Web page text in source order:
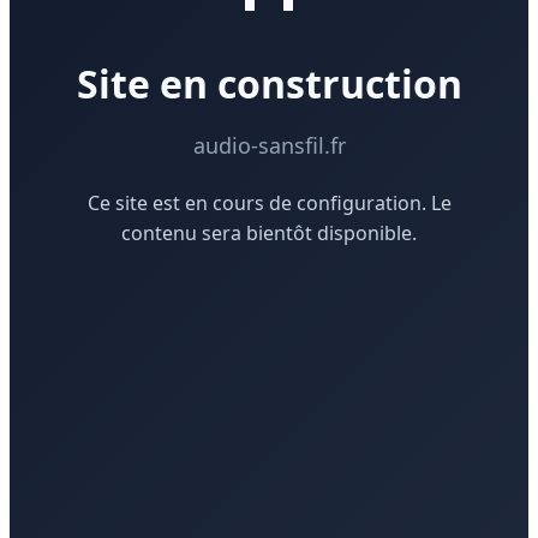
Site en construction
audio-sansfil.fr
Ce site est en cours de configuration. Le
contenu sera bientôt disponible.